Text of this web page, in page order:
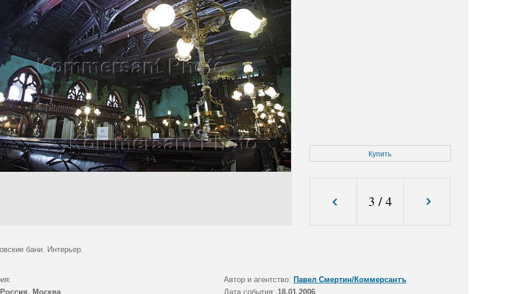
Купить
3 /4
бани. Интерьер.
Автор и агентство: Павел Смертин/Коммерсантъ
Россия, Москва Дата события: 18.01.2006